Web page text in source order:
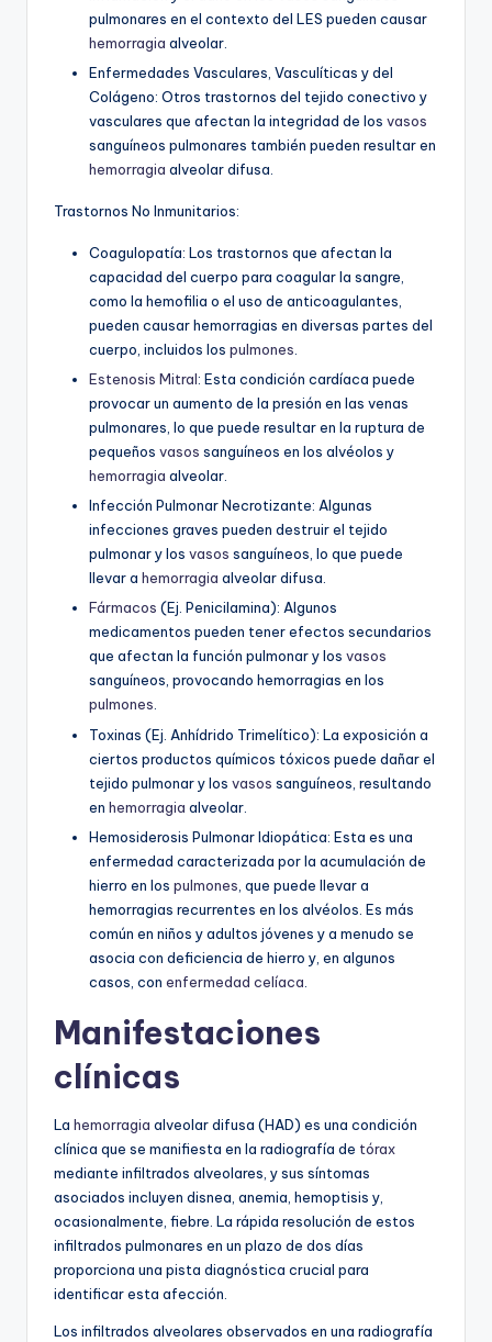
pulmonares en el contexto del LES pueden causar
hemorragia alveolar.
Enfermedades Vasculares, Vasculíticas y del
Colágeno: Otros trastornos del tejido conectivo y
vasculares que afectan la integridad de los vasos
sanguíneos pulmonares también pueden resultar en
hemorragia alveolar difusa.
Trastornos No Inmunitarios:
Coagulopatía: Los trastornos que afectan la
capacidad del cuerpo para coagular la sangre,
como la hemofilia o el uso de anticoagulantes,
pueden causar hemorragias en diversas partes del
cuerpo, incluidos los pulmones
Estenosis Mitral: Esta condición cardíaca puede
provocar un aumento de la presión en las venas
pulmonares, lo que puede resultar en la ruptura de
pequeños vasos sanguíneos en los alvéolos y
hemorragia alveolar.
Infección Pulmonar Necrotizante: Algunas
infecciones graves pueden destruir el tejido
pulmonar y los vasos sanguíneos, lo que puede
llevar a hemorragia alveolar difusa.
Fármacos (Ej. Penicilamina): Algunos
medicamentos pueden tener efectos secundarios
que afectan la función pulmonar y los vasos
sanguíneos, provocando hemorragias en los
pulmones.
Toxinas (Ej. Anhídrido Trimelítico): La exposición a
ciertos productos químicos tóxicos puede dañar el
tejido pulmonar y los vasos sanguíneos, resultando
en hemorragia alveolar.
Hemosiderosis Pulmonar Idiopática: Esta es una
enfermedad caracterizada por la acumulación de
hierro en los pulmones , que puede llevar a
hemorragias recurrentes en los alvéolos. Es más
común en niños y adultos jóvenes y a menudo se
asocia con deficiencia de hierro y, en algunos
casos, con enfermedad celíaca
Manifestaciones
clínicas
La hemorragia alveolar difusa (HAD) es una condición
clínica que se manifiesta en la radiografía de tórax
mediante infiltrados alveolares, y sus síntomas
asociados incluyen disnea, anemia, hemoptisis y,
ocasionalmente, fiebre. La rápida resolución de estos
infiltrados pulmonares en un plazo de dos días
proporciona una pista diagnóstica crucial para
identificar esta afección.
Los infiltrados alveolares observados en una radiografía